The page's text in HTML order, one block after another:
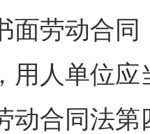
面劳动合
用人单位
动合同法